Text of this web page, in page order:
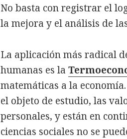
No basta con registrar el
la mejora y el análisis de
La aplicación más radical
humanas es la
matemáticas a la
el objeto de estudio, las
personales, y están en
ciencias sociales no se